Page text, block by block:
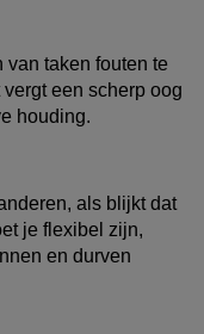
taken fouten te
een scherp oog
houding.
als blijkt dat
je flexibel zijn,
en durven